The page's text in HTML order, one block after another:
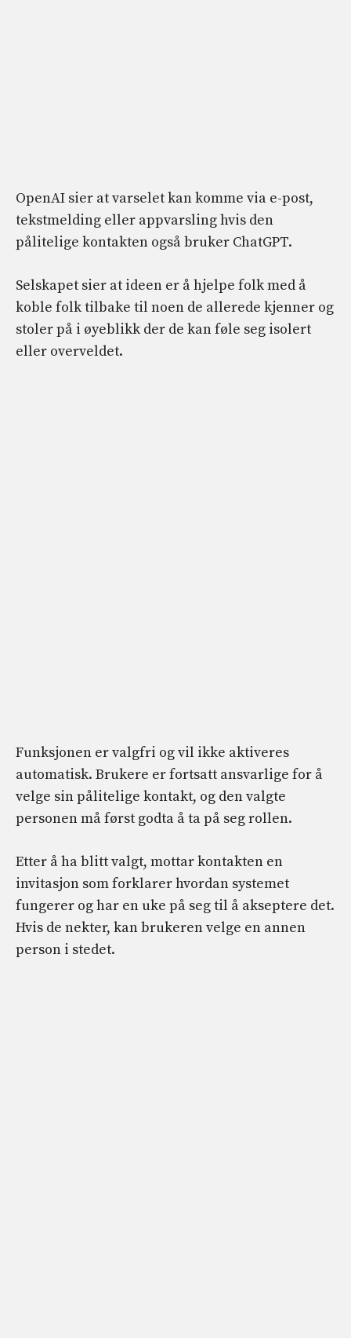
OpenAI sier at varselet kan komme via e-post,
tekstmelding eller appvarsling hvis den
pålitelige kontakten også bruker ChatGPT.
Selskapet sier at ideen er å hjelpe folk med å
koble folk tilbake til noen de allerede kjenner og
stoler på i øyeblikk der de kan føle seg isolert
eller overveldet.
Funksjonen er valgfri og vil ikke aktiveres
automatisk. Brukere er fortsatt ansvarlige for å
velge sin pålitelige kontakt, og den valgte
personen må først godta å ta på seg rollen.
Etter å ha blitt valgt, mottar kontakten en
invitasjon som forklarer hvordan systemet
fungerer og har en uke på seg til å akseptere det.
Hvis de nekter, kan brukeren velge en annen
person i stedet.